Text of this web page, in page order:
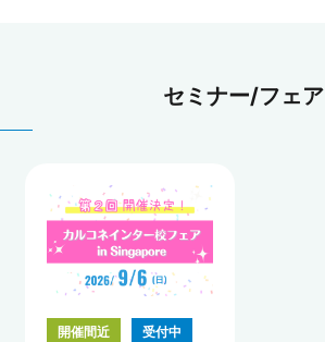
セミナー/フェア
開催間近 受付中